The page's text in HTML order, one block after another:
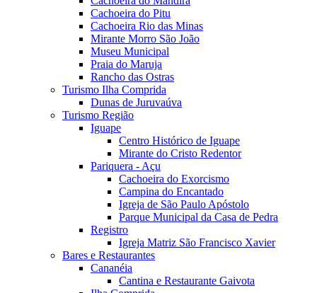
Cachoeira do Pitu
Cachoeira Rio das Minas
Mirante Morro São João
Museu Municipal
Praia do Maruja
Rancho das Ostras
Turismo Ilha Comprida
Dunas de Juruvaúva
Turismo Região
Iguape
Centro Histórico de Iguape
Mirante do Cristo Redentor
Pariquera - Açu
Cachoeira do Exorcismo
Campina do Encantado
Igreja de São Paulo Apóstolo
Parque Municipal da Casa de Pedra
Registro
Igreja Matriz São Francisco Xavier
Bares e Restaurantes
Cananéia
Cantina e Restaurante Gaivota